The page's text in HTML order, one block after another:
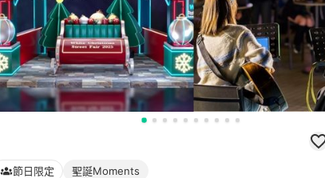
節日限定 聖誕Moments